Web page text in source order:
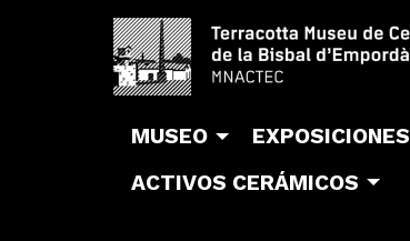
MUSEO EXPOSICIONES
ACTIVOS CERÁMICOS